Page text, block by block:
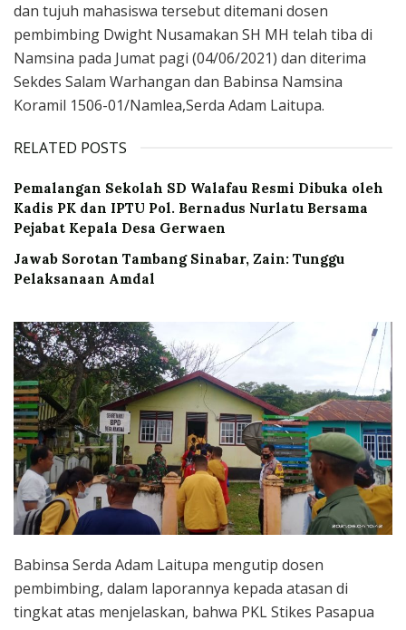
dan tujuh mahasiswa tersebut ditemani dosen
pembimbing Dwight Nusamakan SH MH telah tiba di
Namsina pada Jumat pagi (04/06/2021) dan diterima
Sekdes Salam Warhangan dan Babinsa Namsina
Koramil 1506-01/Namlea,Serda Adam Laitupa.
RELATED POSTS
Pemalangan Sekolah SD Walafau Resmi Dibuka oleh
Kadis PK dan IPTU Pol. Bernadus Nurlatu Bersama
Pejabat Kepala Desa Gerwaen
Jawab Sorotan Tambang Sinabar, Zain: Tunggu
Pelaksanaan Amdal
Babinsa Serda Adam Laitupa mengutip dosen
pembimbing, dalam laporannya kepada atasan di
tingkat atas menjelaskan, bahwa PKL Stikes Pasapua